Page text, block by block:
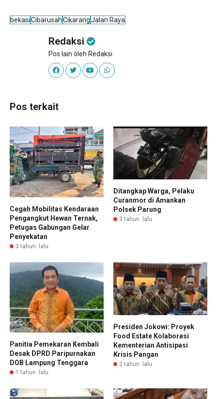
bekasiCibarusahCikarangJalan Raya
Redaksi
Pos lain oleh Redaksi
Pos terkait
Cegah Mobilitas Kendaraan
Pengangkut Hewan Ternak,
Petugas Gabungan Gelar
Penyekatan
3 tahun lalu
Ditangkap Warga, Pelaku
Curanmor di Amankan
Polsek Parung
3 tahun lalu
Panitia Pemekaran Kembali
Desak DPRD Paripurnakan
DOB Lampung Tenggara
1 tahun lalu
Presiden Jokowi: Proyek
Food Estate Kolaborasi
Kementerian Antisipasi
Krisis Pangan
2 tahun lalu